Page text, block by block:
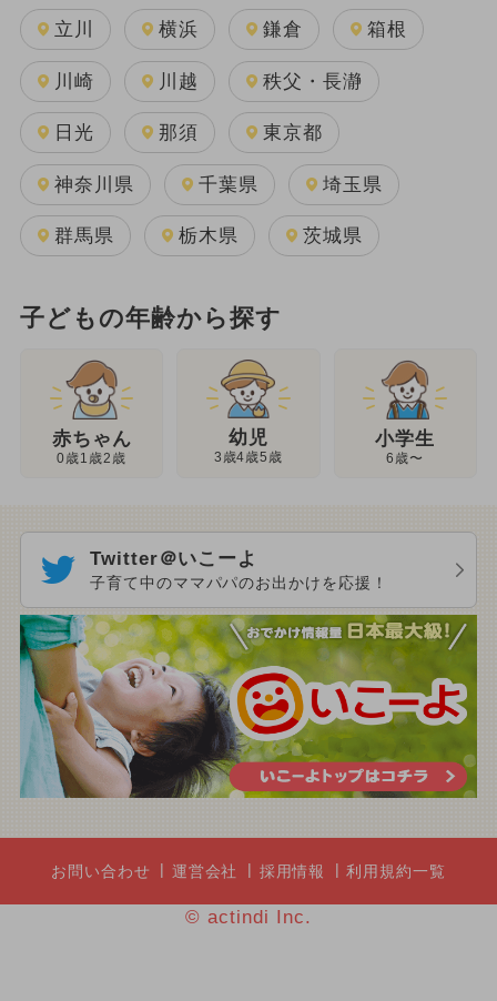
立川 横浜 鎌倉 箱根
川崎 川越 秩父・長瀞
日光 那須 東京都
神奈川県 千葉県 埼玉県
群馬県 栃木県 茨城県
子どもの年齢から探す
赤ちゃん
0歳1歳2歳
幼児
3歳4歳5歳
小学生
6歳〜
Twitter＠いこーよ
子育て中のママパパのお出かけを応援！
お問い合わせ 運営会社 採用情報 利用規約一覧
© actindi Inc.